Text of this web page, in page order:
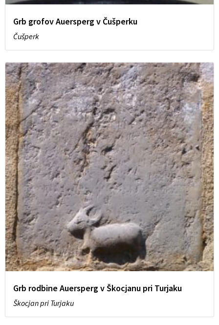
Grb grofov Auersperg v Čušperku
Čušperk
Grb rodbine Auersperg v Škocjanu pri Turjaku
Škocjan pri Turjaku